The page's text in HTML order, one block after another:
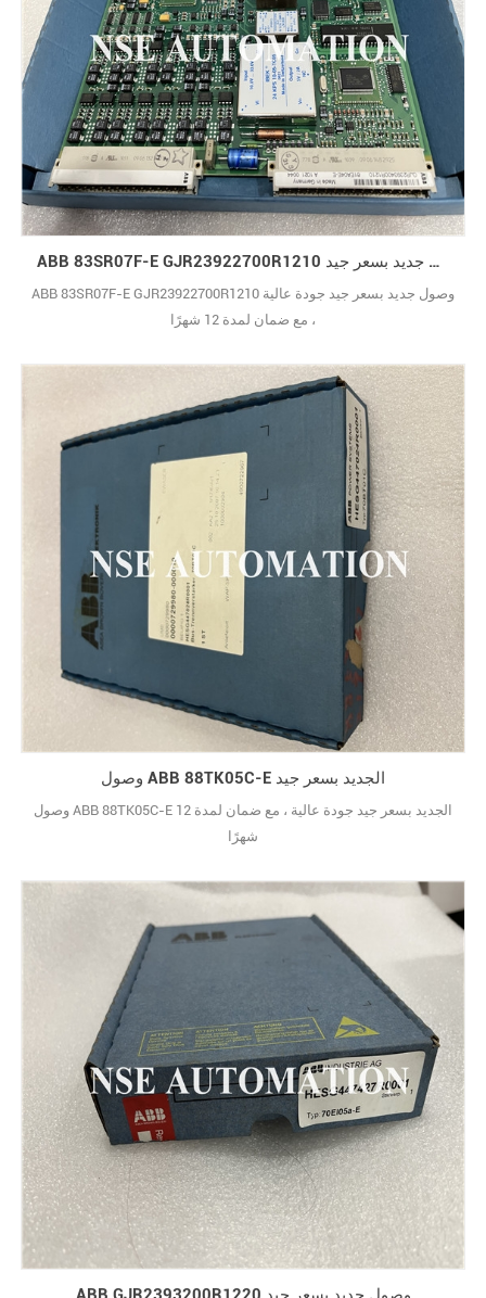
ABB 83SR07F-E GJR23922700R1210 وصول جديد بسعر جيد
ABB 83SR07F-E GJR23922700R1210 وصول جديد بسعر جيد جودة عالية
، مع ضمان لمدة 12 شهرًا
وصول ABB 88TK05C-E الجديد بسعر جيد
وصول ABB 88TK05C-E الجديد بسعر جيد جودة عالية ، مع ضمان لمدة 12
شهرًا